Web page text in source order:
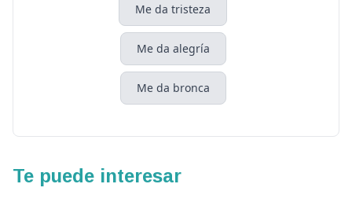
Me da tristeza
Me da alegría
Me da bronca
Te puede interesar